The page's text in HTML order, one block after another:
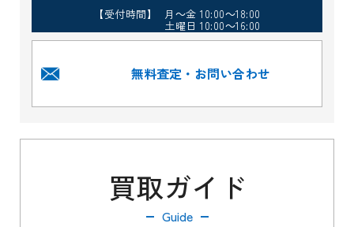
【受付時間】 月～金 10:00～18:00
土曜日 10:00～16:00
無料査定・お問い合わせ
買取ガイド
Guide